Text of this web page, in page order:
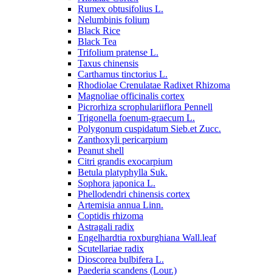
Rumex obtusifolius L.
Nelumbinis folium
Black Rice
Black Tea
Trifolium pratense L.
Taxus chinensis
Carthamus tinctorius L.
Rhodiolae Crenulatae Radixet Rhizoma
Magnoliae officinalis cortex
Picrorhiza scrophulariiflora Pennell
Trigonella foenum-graecum L.
Polygonum cuspidatum Sieb.et Zucc.
Zanthoxyli pericarpium
Peanut shell
Citri grandis exocarpium
Betula platyphylla Suk.
Sophora japonica L.
Phellodendri chinensis cortex
Artemisia annua Linn.
Coptidis rhizoma
Astragali radix
Engelhardtia roxburghiana Wall.leaf
Scutellariae radix
Dioscorea bulbifera L.
Paederia scandens (Lour.)